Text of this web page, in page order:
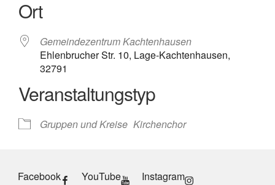
ICS herunterladen
Ort
Gemeindezentrum Kachtenhausen
Ehlenbrucher Str. 10, Lage-Kachtenhausen,
32791
Veranstaltungstyp
Gruppen und Kreise Kirchenchor
Facebook YouTube Instagram